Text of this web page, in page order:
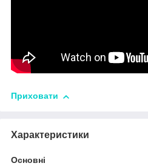
Приховати
Характеристики
Основні